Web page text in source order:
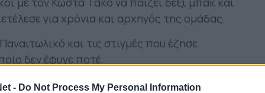
- Do Not Process My Personal Information
για χρόνια και αρχηγός της ομάδας.
και τις στιγμές που έζησε
δεν έφυγε ποτέ.
με την τοπική κοινωνία;